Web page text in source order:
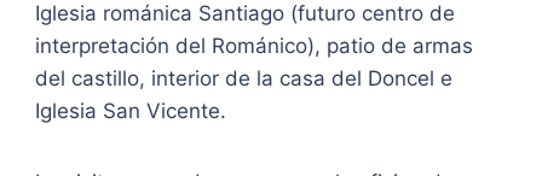
Iglesia románica Santiago (futuro centro de
interpretación del Románico), patio de armas
del castillo, interior de la casa del Doncel e
Iglesia San Vicente.